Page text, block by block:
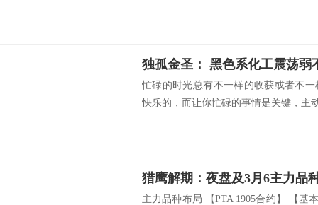
独孤金圣： 黑色系化工震荡弱
忙碌的时光总有不一样的收获或者不
快乐的，而让你忙碌的事情是关键，主
猎鹰解期：夜盘及3月6主力品
主力品种布局 【PTA 1905合约】 【基